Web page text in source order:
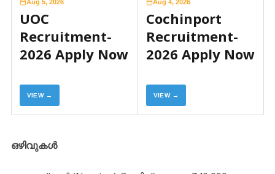
Aug 5, 2026
UOC
Recruitment-
2026 Apply Now
VIEW →
Aug 4, 2026
Cochinport
Recruitment-
2026 Apply Now
VIEW →
ഒഴിവുകൾ